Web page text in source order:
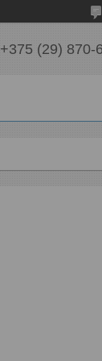
+375 (29) 870-